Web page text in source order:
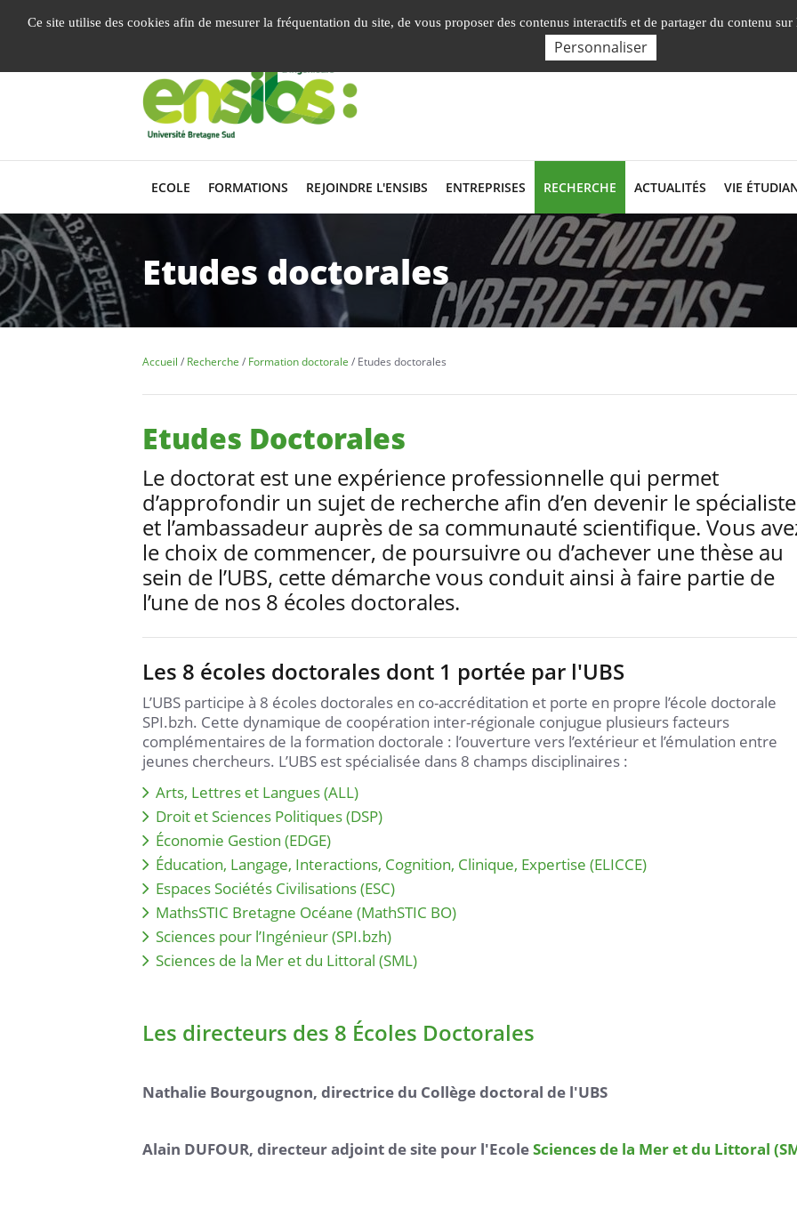
English presentation
Nos Facultés, Instituts, Ecole
ECOLE FORMATIONS REJOINDRE L'ENSIBS ENTREPRISES RECHERCHE ACTUALITÉS VIE
Etudes doctorales
Accueil Recherche Formation doctorale Etudes doctorales
Etudes Doctorales
Le doctorat est une expérience professionnelle qui permet
d’approfondir un sujet de recherche afin d’en devenir le spécialiste
et l’ambassadeur auprès de sa communauté scientifique. Vous
le choix de commencer, de poursuivre ou d’achever une thèse au
sein de l’UBS, cette démarche vous conduit ainsi à faire partie de
l’une de nos 8 écoles doctorales.
Les 8 écoles doctorales dont 1 portée par l'UBS
L’UBS participe à 8 écoles doctorales en co-accréditation et porte en propre l’école doctorale
SPI.bzh. Cette dynamique de coopération inter-régionale conjugue plusieurs facteurs
complémentaires de la formation doctorale : l’ouverture vers l’extérieur et l’émulation entre
jeunes chercheurs. L’UBS est spécialisée dans 8 champs disciplinaires :
Arts, Lettres et Langues (ALL)
Droit et Sciences Politiques (DSP)
Économie Gestion (EDGE)
Éducation, Langage, Interactions, Cognition, Clinique, Expertise (ELICCE)
Espaces Sociétés Civilisations (ESC)
MathsSTIC Bretagne Océane (MathSTIC BO)
Sciences pour l’Ingénieur (SPI.bzh)
Sciences de la Mer et du Littoral (SML)
Les directeurs des 8 Écoles Doctorales
Nathalie Bourgougnon, directrice du Collège doctoral de l'UBS
Alain DUFOUR, directeur adjoint de site pour l'EcoleSciences de la Mer et du Littoral
Journée
doctorat : ils
Ce site utilise des cookies afin de mesurer la fréquentation du site, de vous proposer des contenus interactifs et de partager du contenu sur
Personnaliser